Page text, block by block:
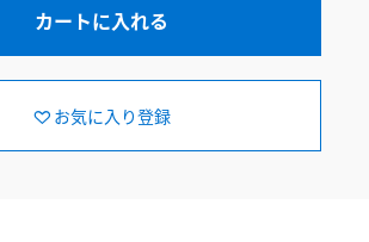
カートに入れる
お気に入り登録